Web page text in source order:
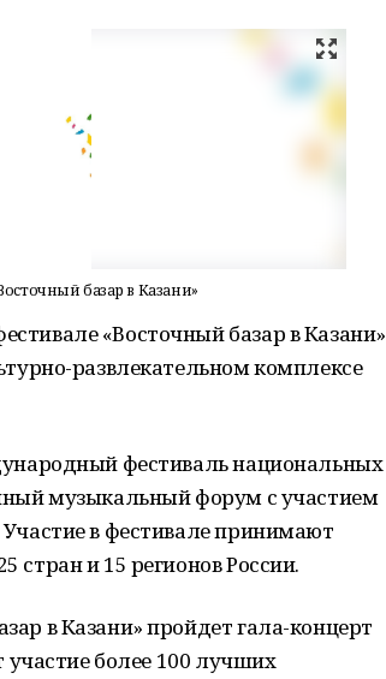
базар в Казани»
«Восточный базар в Казани»
развлекательном комплексе
фестиваль национальных
музыкальный форум с участием
в фестивале принимают
стран и 15 регионов России.
в Казани» пройдет гала-концерт
участие более 100 лучших